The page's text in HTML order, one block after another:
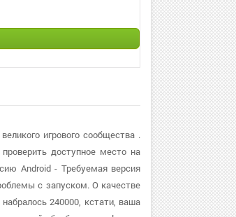
игрового сообщества .
доступное место на
Android - Требуемая версия
с запуском. О качестве
240000, кстати, ваша